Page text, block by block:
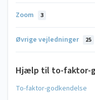
Zoom 3
Øvrige vejledninger 25
Hjælp til to-faktor-
To-faktor-godkendelse